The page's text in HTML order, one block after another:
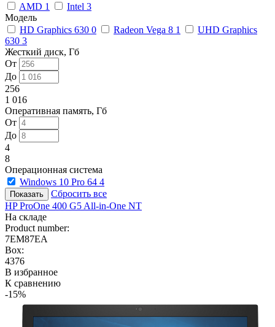
AMD 1 Intel 3
Модель
HD Graphics 630 0 Radeon Vega 8 1
UHD Graphics
630 3
Жесткий диск, Гб
От
До
256
1 016
Оперативная память, Гб
От
До
4
8
Операционная система
Windows 10 Pro 64 4
Сбросить все
HP ProOne 400 G5 All-in-One NT
На складе
Product number:
7EM87EA
Box:
4376
В избранное
К сравнению
-15%